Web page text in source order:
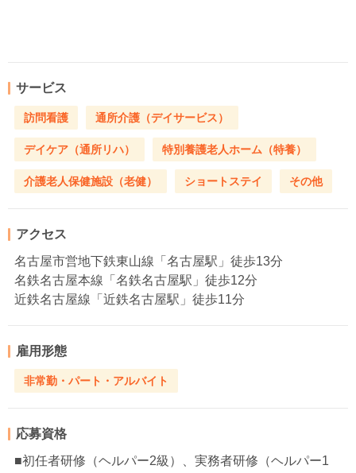
サービス
訪問看護 通所介護（デイサービス）
デイケア（通所リハ） 特別養護老人ホーム（特養）
介護老人保健施設（老健） ショートステイ その他
アクセス
名古屋市営地下鉄東山線「名古屋駅」徒歩13分
名鉄名古屋本線「名鉄名古屋駅」徒歩12分
近鉄名古屋線「近鉄名古屋駅」徒歩11分
雇用形態
非常勤・パート・アルバイト
応募資格
■初任者研修（ヘルパー2級）、実務者研修（ヘルパー1